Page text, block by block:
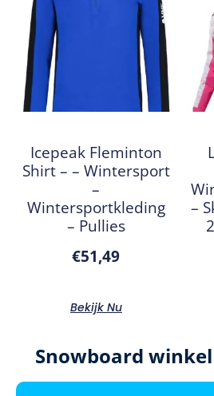
Icepeak Fleminton
Shirt – – Wintersport
–
Wintersportkleding
– Pullies
€51,49
Bekijk Nu
–
Snowboard